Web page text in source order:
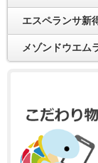
エスペランサ新
メゾンドウエム